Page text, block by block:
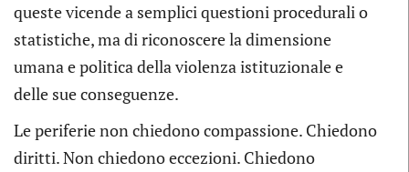
queste vicende a semplici questioni procedurali o
statistiche, ma di riconoscere la dimensione
umana e politica della violenza istituzionale e
delle sue conseguenze.
Le periferie non chiedono compassione. Chiedono
diritti. Non chiedono eccezioni. Chiedono